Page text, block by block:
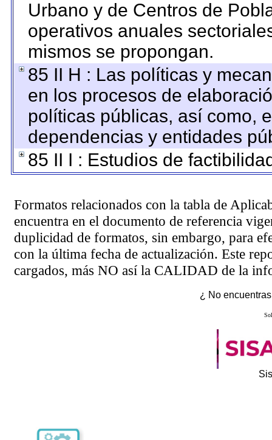
Urbano y de Centros de
operativos anuales
mismos se propongan.
85 II H : Las políticas y
en los procesos de
políticas públicas, así como,
dependencias y entidades
85 II I : Estudios de
Formatos relacionados con la tabla de
encuentra en el documento de referencia
duplicidad de formatos, sin embargo, para
con la última fecha de actualización. Este
cargados, más NO así la CALIDAD de la
¿ No